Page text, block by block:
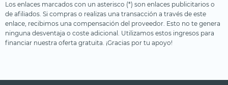
Los enlaces marcados con un asterisco (*) son enlaces publicitarios o
de afiliados. Si compras o realizas una transacción a través de este
enlace, recibimos una compensación del proveedor. Esto no te genera
ninguna desventaja o coste adicional. Utilizamos estos ingresos para
financiar nuestra oferta gratuita. ¡Gracias por tu apoyo!